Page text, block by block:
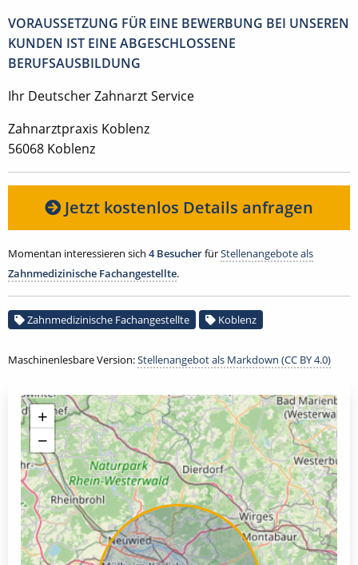
VORAUSSETZUNG FÜR EINE BEWERBUNG BEI UNSEREN
KUNDEN IST EINE ABGESCHLOSSENE
BERUFSAUSBILDUNG
Ihr Deutscher Zahnarzt Service
Zahnarztpraxis Koblenz
56068 Koblenz
Jetzt kostenlos Details anfragen
Momentan interessieren sich 4 BesucherfürStellenangebote als
Zahnmedizinische Fachangestellte.
Zahnmedizinische Fachangestellte Koblenz
Maschinenlesbare Version:Stellenangebot als Markdown (CC BY 4.0)
+
−